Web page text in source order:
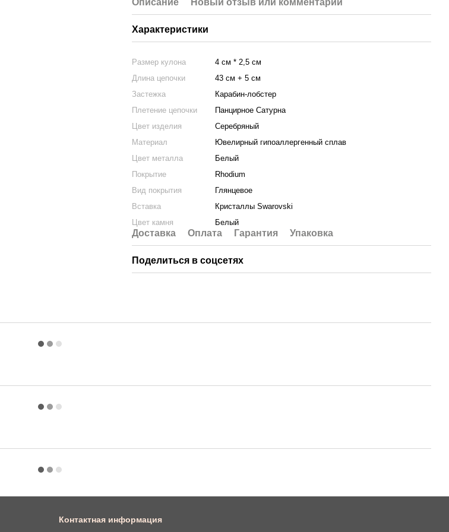
Описание Новый отзыв или комментарий
Характеристики
Размер кулона
4 см * 2,5 см
Длина цепочки
43 см + 5 см
Застежка
Карабин-лобстер
Плетение цепочки
Панцирное Сатурна
Цвет изделия
Серебряный
Материал
Ювелирный гипоаллергенный сплав
Цвет металла
Белый
Покрытие
Rhodium
Вид покрытия
Глянцевое
Вставка
Кристаллы Swarovski
Цвет камня
Белый
Доставка Оплата Гарантия Упаковка
Поделиться в соцсетях
Контактная информация